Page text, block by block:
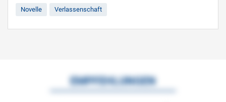
Novelle Verlassenschaft
EMPFEHLUNGEN